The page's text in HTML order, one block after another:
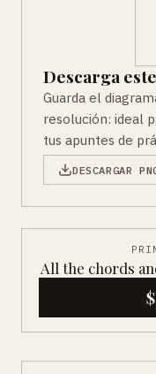
Descarga
Guarda el
resolución: ideal
tus apuntes de
DESCARGAR
All the chords